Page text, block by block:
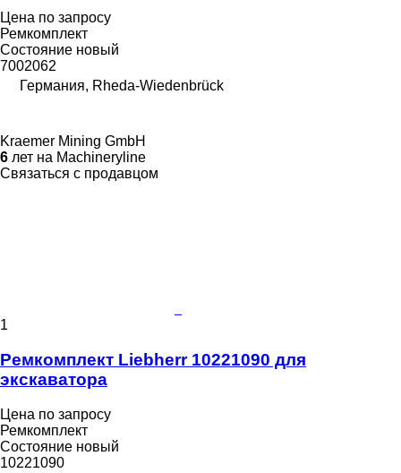
Цена по запросу
Ремкомплект
Состояние новый
7002062
Германия, Rheda-Wiedenbrück
Kraemer Mining GmbH
6 лет на Machineryline
Связаться с продавцом
1
Ремкомплект Liebherr 10221090 для
экскаватора
Цена по запросу
Ремкомплект
Состояние новый
10221090